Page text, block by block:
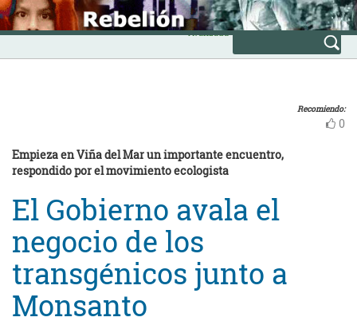
Skip
to
content
INICIO
Avanzada
Recomiendo:
0
Empieza en Viña del Mar un importante encuentro,
respondido por el movimiento ecologista
El Gobierno avala el
negocio de los
transgénicos junto a
Monsanto